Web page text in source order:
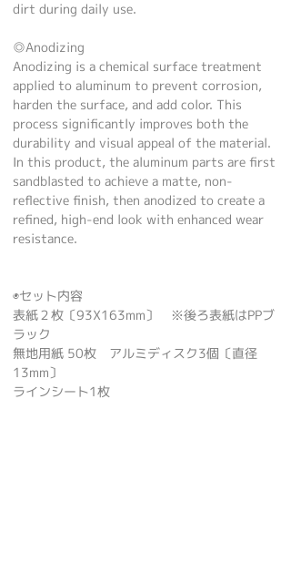
dirt during daily use.
◎Anodizing
Anodizing is a chemical surface treatment
applied to aluminum to prevent corrosion,
harden the surface, and add color. This
process significantly improves both the
durability and visual appeal of the material.
In this product, the aluminum parts are first
sandblasted to achieve a matte, non-
reflective finish, then anodized to create a
refined, high-end look with enhanced wear
resistance.
◉セット内容
表紙２枚〔93X163mm〕 ※後ろ表紙はPPブ
ラック
無地用紙 50枚 アルミディスク3個〔直径
13mm〕
ラインシート1枚